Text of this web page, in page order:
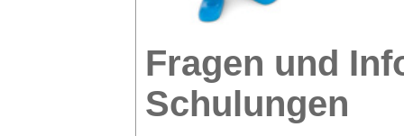
Fragen und
Schulungen